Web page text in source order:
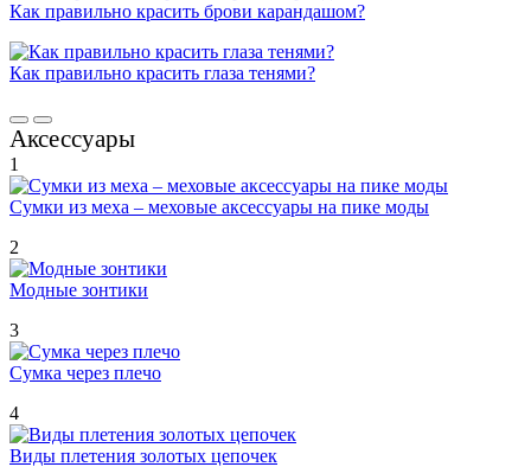
Как правильно красить брови карандашом?
Как правильно красить глаза тенями?
Аксессуары
1
Сумки из меха – меховые аксессуары на пике моды
2
Модные зонтики
3
Сумка через плечо
4
Виды плетения золотых цепочек